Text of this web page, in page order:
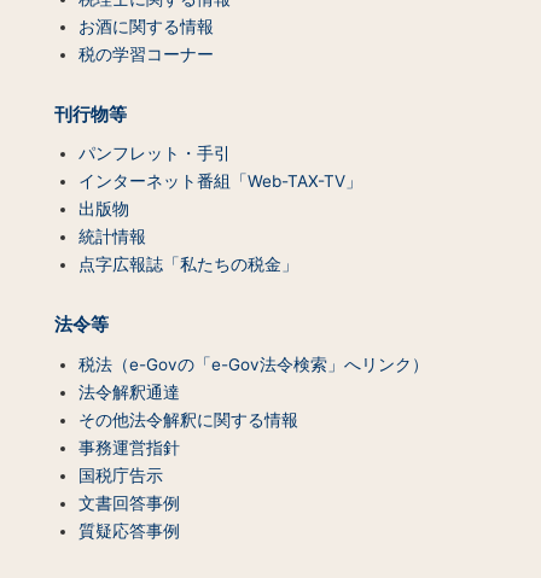
お酒に関する情報
税の学習コーナー
刊行物等
パンフレット・手引
インターネット番組「Web-TAX-TV」
出版物
統計情報
点字広報誌「私たちの税金」
法令等
税法（e-Govの「e-Gov法令検索」へリンク）
法令解釈通達
その他法令解釈に関する情報
事務運営指針
国税庁告示
文書回答事例
質疑応答事例